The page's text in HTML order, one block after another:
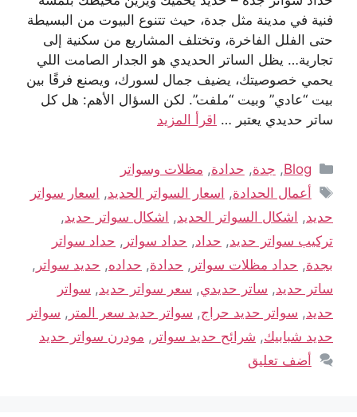
فنية في مدينة مثل جدة، حيث تتنوع البيوت من البسيطة
حتى الفلل الفاخرة، وتختلف المشاريع من سكنية إلى
تجارية… يظل الساتر الحديدي هو الجدار الصامت اللي
يحمي خصوصيتك، يضيف جمال لسورك، ويصنع فرقًا بين
بيت “عادي” وبيت “ملفت”. لكن السؤال الأهم: هل كل
ساتر حديدي يعتبر … اقرأ المزيد
Blog
, جدة, حدادة, مظلات وسواتر
أعمال الحدادة, اسعار السواتر الحديد, اسعار سواتر
حديد, اشكال السواتر الحديد, اشكال سواتر حديد,
تركيب سواتر حديد, حداد, حداد سواتر , حداد سواتر
بجدة, حداد مظلات سواتر , حدادة, حداده, حديد سواتر ,
ساتر حديد, ساتر حديدي, سعر سواتر حديد, سواتر
حديد, سواتر حديد حراج, سواتر حديد سعر المتر , سواتر
حديد شبابيك, شرائح حديد سواتر , مودرن سواتر حديد
أضف تعليق